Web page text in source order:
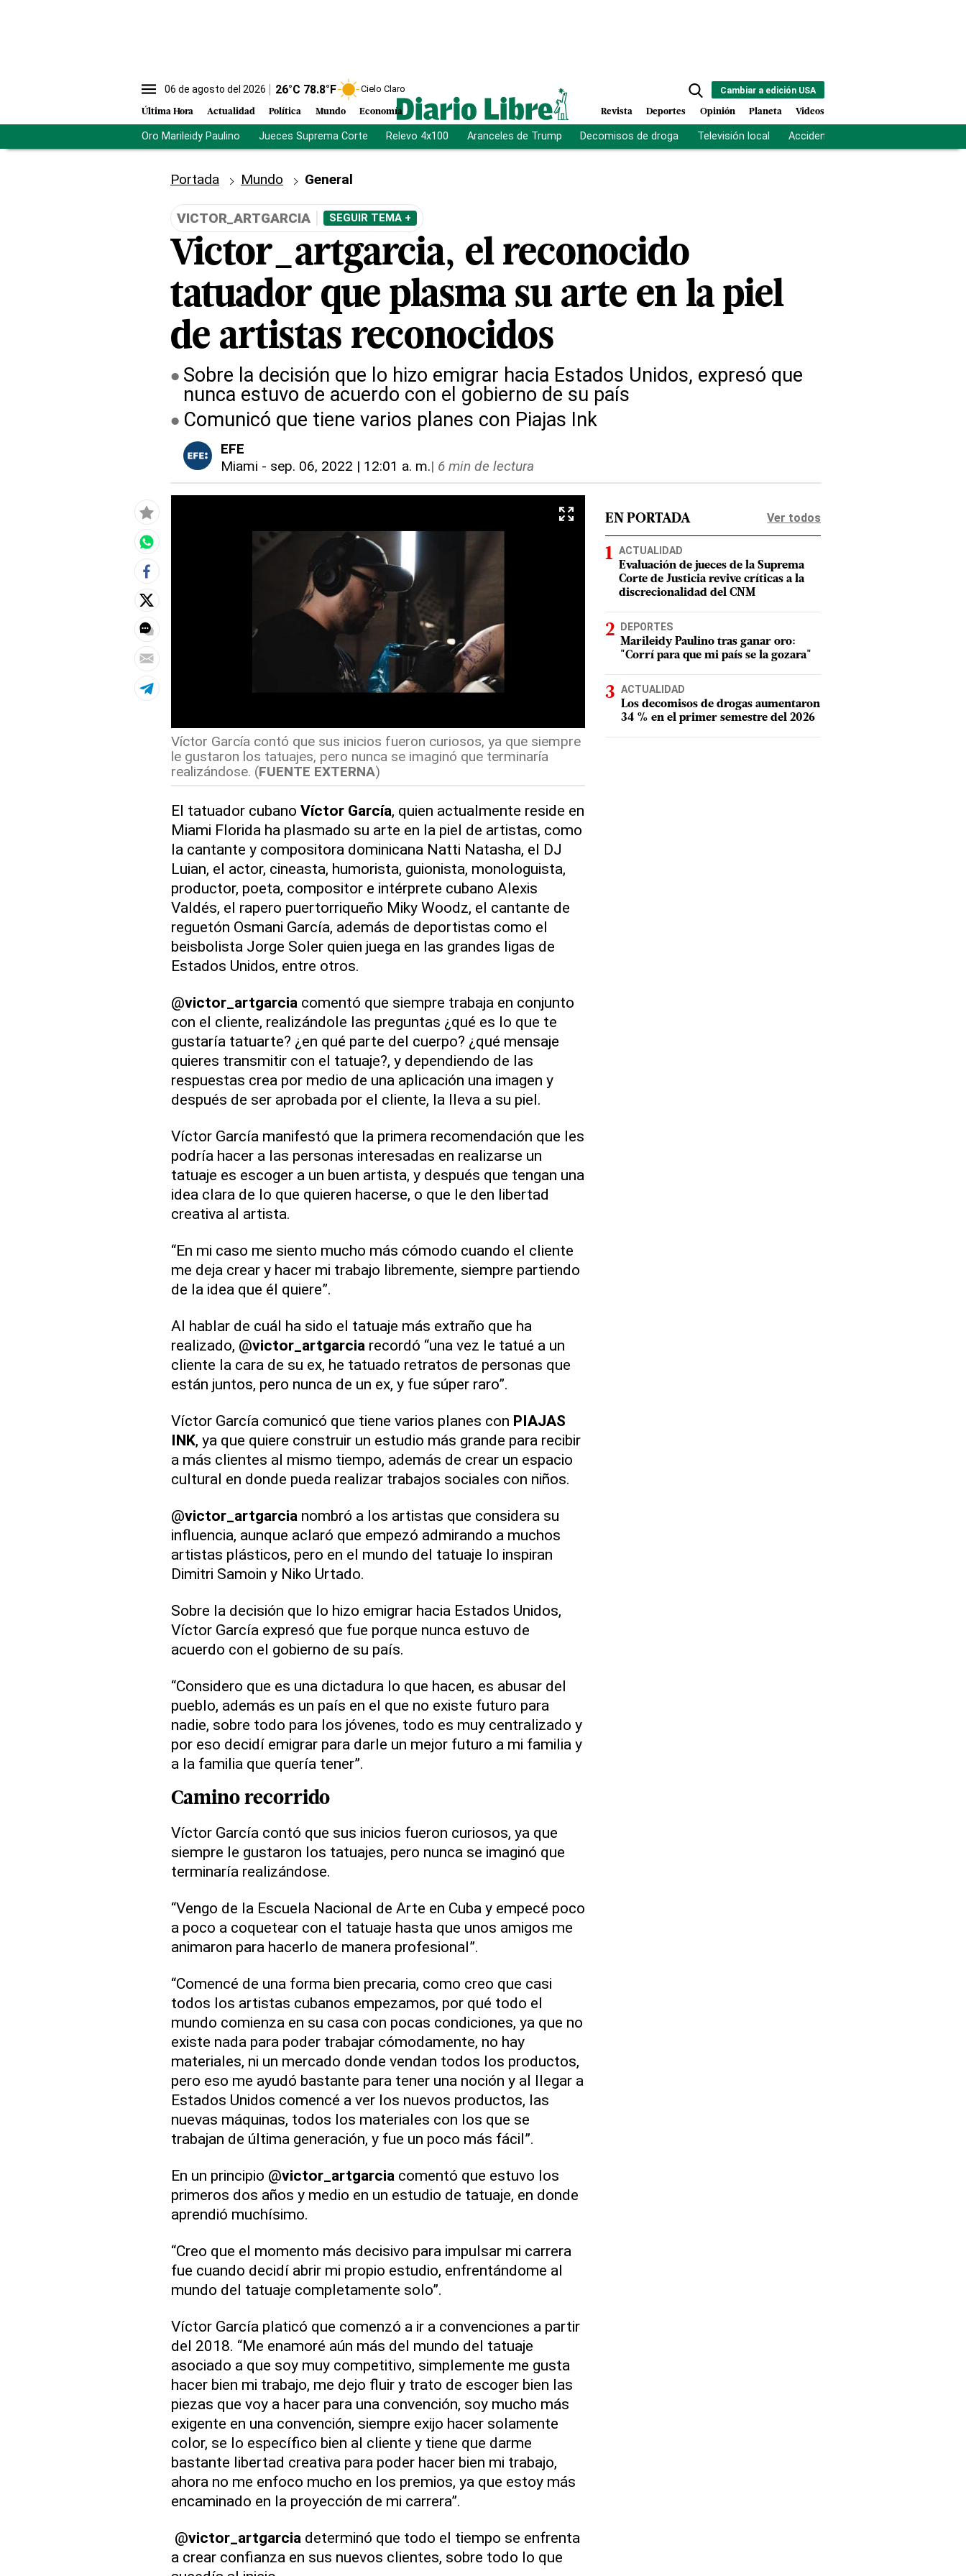
06 de agosto del 2026 26°C 78.8°F Cielo Claro
Última Hora Actualidad Política Mundo Economía
Cambiar a edición USA
Revista Deportes Opinión Planeta Videos
Oro Marileidy Paulino Jueces Suprema Corte Relevo 4x100 Aranceles de Trump Decomisos de droga Televisión local Accidente Los Ríos
Portada Mundo General
VICTOR_ARTGARCIA SEGUIR TEMA +
Victor_artgarcia, el reconocido
tatuador que plasma su arte en la piel
de artistas reconocidos
Sobre la decisión que lo hizo emigrar hacia Estados Unidos, expresó que
nunca estuvo de acuerdo con el gobierno de su país
Comunicó que tiene varios planes con Piajas Ink
EFE
Miami - sep. 06, 2022 | 12:01 a. m.| 6 min de lectura
Víctor García contó que sus inicios fueron curiosos, ya que siempre
le gustaron los tatuajes, pero nunca se imaginó que terminaría
realizándose. (FUENTE EXTERNA)
El tatuador cubano Víctor García, quien actualmente reside en
Miami Florida ha plasmado su arte en la piel de artistas, como
la cantante y compositora dominicana Natti Natasha, el DJ
Luian, el actor, cineasta, humorista, guionista, monologuista,
productor, poeta, compositor e intérprete cubano Alexis
Valdés, el rapero puertorriqueño Miky Woodz, el cantante de
reguetón Osmani García, además de deportistas como el
beisbolista Jorge Soler quien juega en las grandes ligas de
Estados Unidos, entre otros.
@victor_artgarcia comentó que siempre trabaja en conjunto
con el cliente, realizándole las preguntas ¿qué es lo que te
gustaría tatuarte? ¿en qué parte del cuerpo? ¿qué mensaje
quieres transmitir con el tatuaje?, y dependiendo de las
respuestas crea por medio de una aplicación una imagen y
después de ser aprobada por el cliente, la lleva a su piel.
Víctor García manifestó que la primera recomendación que les
podría hacer a las personas interesadas en realizarse un
tatuaje es escoger a un buen artista, y después que tengan una
idea clara de lo que quieren hacerse, o que le den libertad
creativa al artista.
“En mi caso me siento mucho más cómodo cuando el cliente
me deja crear y hacer mi trabajo libremente, siempre partiendo
de la idea que él quiere”.
Al hablar de cuál ha sido el tatuaje más extraño que ha
realizado, @victor_artgarcia recordó “una vez le tatué a un
cliente la cara de su ex, he tatuado retratos de personas que
están juntos, pero nunca de un ex, y fue súper raro”.
Víctor García comunicó que tiene varios planes con PIAJAS
INK, ya que quiere construir un estudio más grande para recibir
a más clientes al mismo tiempo, además de crear un espacio
cultural en donde pueda realizar trabajos sociales con niños.
@victor_artgarcia nombró a los artistas que considera su
influencia, aunque aclaró que empezó admirando a muchos
artistas plásticos, pero en el mundo del tatuaje lo inspiran
Dimitri Samoin y Niko Urtado.
Sobre la decisión que lo hizo emigrar hacia Estados Unidos,
Víctor García expresó que fue porque nunca estuvo de
acuerdo con el gobierno de su país.
“Considero que es una dictadura lo que hacen, es abusar del
pueblo, además es un país en el que no existe futuro para
nadie, sobre todo para los jóvenes, todo es muy centralizado y
por eso decidí emigrar para darle un mejor futuro a mi familia y
a la familia que quería tener”.
Camino recorrido
Víctor García contó que sus inicios fueron curiosos, ya que
siempre le gustaron los tatuajes, pero nunca se imaginó que
terminaría realizándose.
“Vengo de la Escuela Nacional de Arte en Cuba y empecé poco
a poco a coquetear con el tatuaje hasta que unos amigos me
animaron para hacerlo de manera profesional”.
“Comencé de una forma bien precaria, como creo que casi
todos los artistas cubanos empezamos, por qué todo el
mundo comienza en su casa con pocas condiciones, ya que no
existe nada para poder trabajar cómodamente, no hay
materiales, ni un mercado donde vendan todos los productos,
pero eso me ayudó bastante para tener una noción y al llegar a
Estados Unidos comencé a ver los nuevos productos, las
nuevas máquinas, todos los materiales con los que se
trabajan de última generación, y fue un poco más fácil”.
En un principio @victor_artgarcia comentó que estuvo los
primeros dos años y medio en un estudio de tatuaje, en donde
aprendió muchísimo.
“Creo que el momento más decisivo para impulsar mi carrera
fue cuando decidí abrir mi propio estudio, enfrentándome al
mundo del tatuaje completamente solo”.
Víctor García platicó que comenzó a ir a convenciones a partir
del 2018. “Me enamoré aún más del mundo del tatuaje
asociado a que soy muy competitivo, simplemente me gusta
hacer bien mi trabajo, me dejo fluir y trato de escoger bien las
piezas que voy a hacer para una convención, soy mucho más
exigente en una convención, siempre exijo hacer solamente
color, se lo específico bien al cliente y tiene que darme
bastante libertad creativa para poder hacer bien mi trabajo,
ahora no me enfoco mucho en los premios, ya que estoy más
encaminado en la proyección de mi carrera”.
@victor_artgarcia determinó que todo el tiempo se enfrenta
a crear confianza en sus nuevos clientes, sobre todo lo que
EN PORTADA Ver todos
ACTUALIDAD
Evaluación de jueces de la Suprema
Corte de Justicia revive críticas a la
discrecionalidad del CNM
DEPORTES
Marileidy Paulino tras ganar oro:
"Corrí para que mi país se la gozara"
ACTUALIDAD
Los decomisos de drogas aumentaron
34 % en el primer semestre del 2026